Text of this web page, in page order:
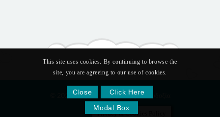
© 2026 Παιχνίδι και Δημιουργία - Ευδοξία
Μοσχίδου.
This site uses cookies. By continuing to browse the
site, you are agreeing to our use of cookies.
Close
Click Here
Modal Box
Privacy & Cookies Policy